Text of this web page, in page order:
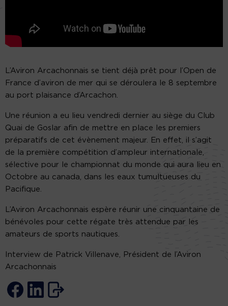
L’Aviron Arcachonnais se tient déjà prêt pour l’Open de
France d’aviron de mer qui se déroulera le 8 septembre
au port plaisance d’Arcachon.
Une réunion a eu lieu vendredi dernier au siège du Club
Quai de Goslar afin de mettre en place les premiers
préparatifs de cet évènement majeur. En effet, il s’agit
de la première compétition d’ampleur internationale,
sélective pour le championnat du monde qui aura lieu en
Octobre au canada, dans les eaux tumultueuses du
Pacifique.
L’Aviron Arcachonnais espère réunir une cinquantaine de
bénévoles pour cette régate très attendue par les
amateurs de sports nautiques.
Interview de Patrick Villenave, Président de l’Aviron
Arcachonnais